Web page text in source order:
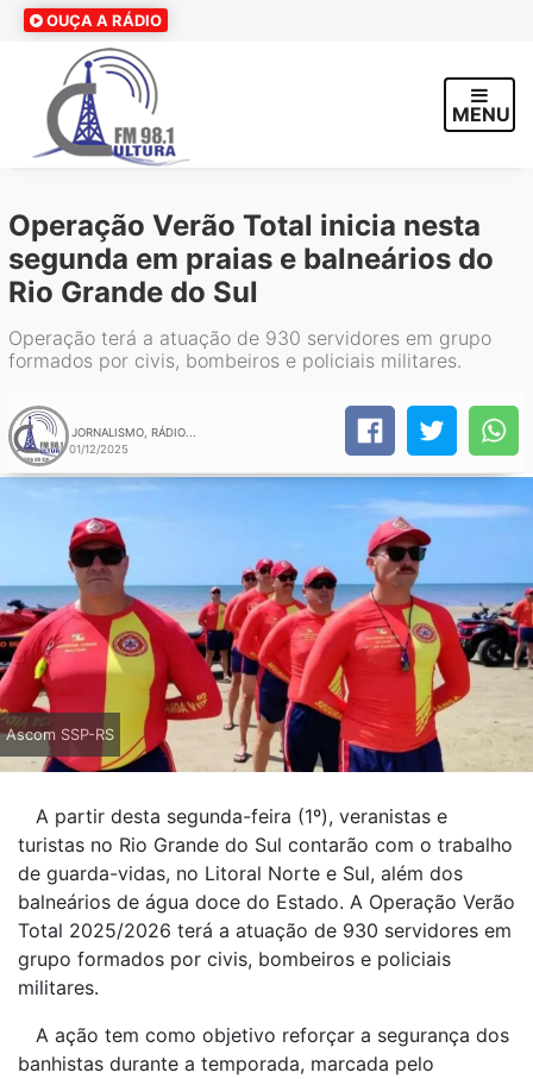
OUÇA A RÁDIO
MENU
Operação Verão Total inicia nesta
segunda em praias e balneários do
Rio Grande do Sul
Operação terá a atuação de 930 servidores em grupo
formados por civis, bombeiros e policiais militares.
JORNALISMO, RÁDIO...
01/12/2025
Ascom SSP-RS
A partir desta segunda-feira (1º), veranistas e
turistas no Rio Grande do Sul contarão com o trabalho
de guarda-vidas, no Litoral Norte e Sul, além dos
balneários de água doce do Estado. A Operação Verão
Total 2025/2026 terá a atuação de 930 servidores em
grupo formados por civis, bombeiros e policiais
militares.
A ação tem como objetivo reforçar a segurança dos
banhistas durante a temporada, marcada pelo